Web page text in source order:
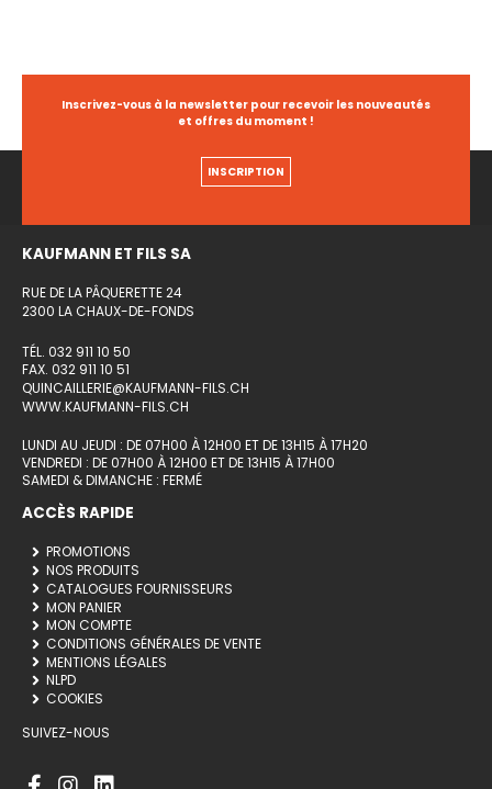
Inscrivez-vous à la newsletter pour recevoir les nouveautés
et offres du moment !
INSCRIPTION
KAUFMANN ET FILS SA
RUE DE LA PÂQUERETTE 24
2300 LA CHAUX-DE-FONDS
TÉL. 032 911 10 50
FAX. 032 911 10 51
QUINCAILLERIE@KAUFMANN-FILS.CH
WWW.KAUFMANN-FILS.CH
LUNDI AU JEUDI : DE 07H00 À 12H00 ET DE 13H15 À 17H20
VENDREDI : DE 07H00 À 12H00 ET DE 13H15 À 17H00
SAMEDI & DIMANCHE : FERMÉ
ACCÈS RAPIDE
PROMOTIONS
NOS PRODUITS
CATALOGUES FOURNISSEURS
MON PANIER
MON COMPTE
CONDITIONS GÉNÉRALES DE VENTE
MENTIONS LÉGALES
NLPD
COOKIES
SUIVEZ-NOUS